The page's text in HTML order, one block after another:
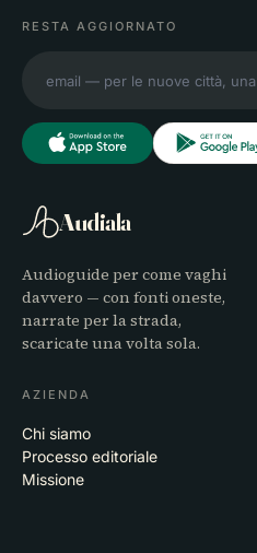
RESTA AGGIORNATO
Audiala
Audioguide per come vaghi
davvero — con fonti oneste,
narrate per la strada,
scaricate una volta sola.
AZIENDA
Chi siamo
Processo editoriale
Missione